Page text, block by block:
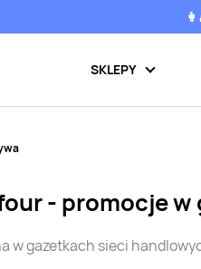
SKLEPY
- promocje w
w gazetkach sieci